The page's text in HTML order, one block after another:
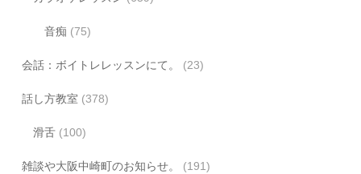
音痴 (75)
会話：ボイトレレッスンにて。 (23)
話し方教室 (378)
滑舌 (100)
雑談や大阪中崎町のお知らせ。 (191)